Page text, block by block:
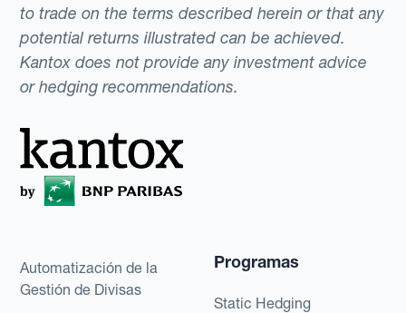
to trade on the terms described herein or that any
potential returns illustrated can be achieved.
Kantox does not provide any investment advice
or hedging recommendations.
Automatización de la
Gestión de Divisas
Programas
Static Hedging